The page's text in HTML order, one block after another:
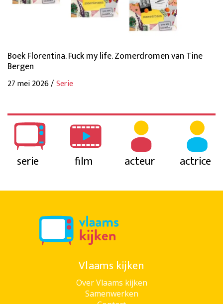
Boek Florentina. Fuck my life. Zomerdromen van Tine
Bergen
27 mei 2026 /Serie
serie film acteur actrice
Vlaams kijken
Over Vlaams kijken
Samenwerken